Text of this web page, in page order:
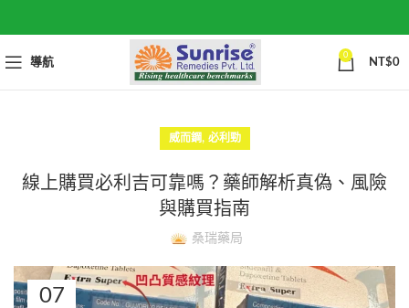
導航
0
NT$0
威而鋼, 必利勁
線上購買必利吉可靠嗎？藥師解析真偽、風險
與購買指南
桑瑞藥局
07